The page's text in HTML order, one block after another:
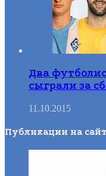
Два
сыграли за
11.10.2015
Публикации на